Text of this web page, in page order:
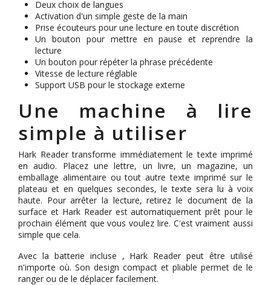
Deux choix de langues
Activation d'un simple geste de la main
Prise écouteurs pour une lecture en toute discrétion
Un bouton pour mettre en pause et reprendre la
lecture
Un bouton pour répéter la phrase précédente
Vitesse de lecture réglable
Support USB pour le stockage externe
Une machine à lire
simple à utiliser
Hark Reader transforme immédiatement le texte imprimé
en audio. Placez une lettre, un livre, un magazine, un
emballage alimentaire ou tout autre texte imprimé sur le
plateau et en quelques secondes, le texte sera lu à voix
haute. Pour arrêter la lecture, retirez le document de la
surface et Hark Reader est automatiquement prêt pour le
prochain élément que vous voulez lire. C'est vraiment aussi
simple que cela.
Avec la batterie incluse , Hark Reader peut être utilisé
n'importe où. Son design compact et pliable permet de le
ranger ou de le déplacer facilement.